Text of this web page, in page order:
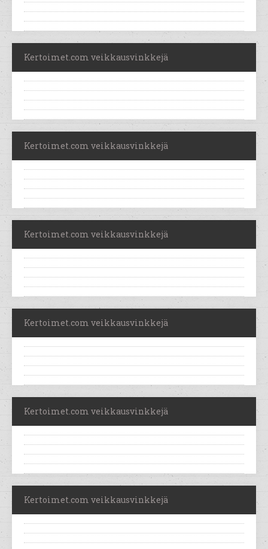
Kertoimet.com veikkausvinkkejä
Kertoimet.com veikkausvinkkejä
Kertoimet.com veikkausvinkkejä
Kertoimet.com veikkausvinkkejä
Kertoimet.com veikkausvinkkejä
Kertoimet.com veikkausvinkkejä